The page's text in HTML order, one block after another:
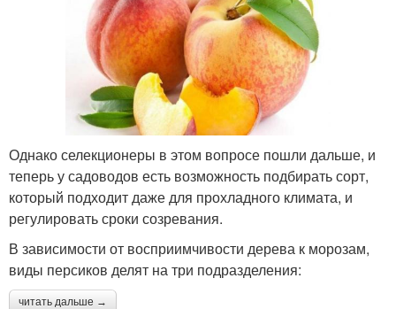
Однако селекционеры в этом вопросе пошли дальше, и
теперь у садоводов есть возможность подбирать сорт,
который подходит даже для прохладного климата, и
регулировать сроки созревания.
В зависимости от восприимчивости дерева к морозам,
виды персиков делят на три подразделения:
читать дальше →